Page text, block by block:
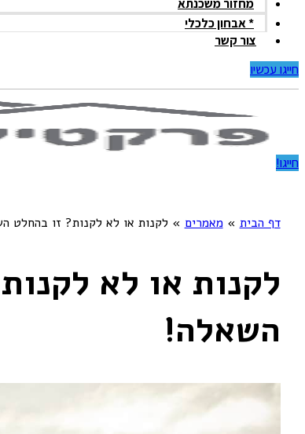
מחזור משכנתא
* אבחון כלכלי
צור קשר
חייגו עכשיו
חייגו!
דף הבית » מאמרים » לקנות או לא לקנות? זו בהחלט
לקנות או לא
השאלה!